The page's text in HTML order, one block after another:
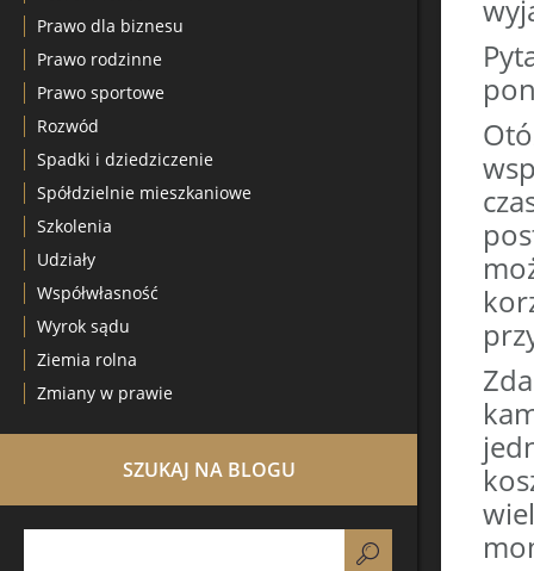
Prawo dla biznesu
Prawo rodzinne
Prawo sportowe
Rozwód
Spadki i dziedziczenie
Spółdzielnie mieszkaniowe
Szkolenia
Udziały
Współwłasność
Wyrok sądu
Ziemia rolna
Zmiany w prawie
SZUKAJ NA BLOGU